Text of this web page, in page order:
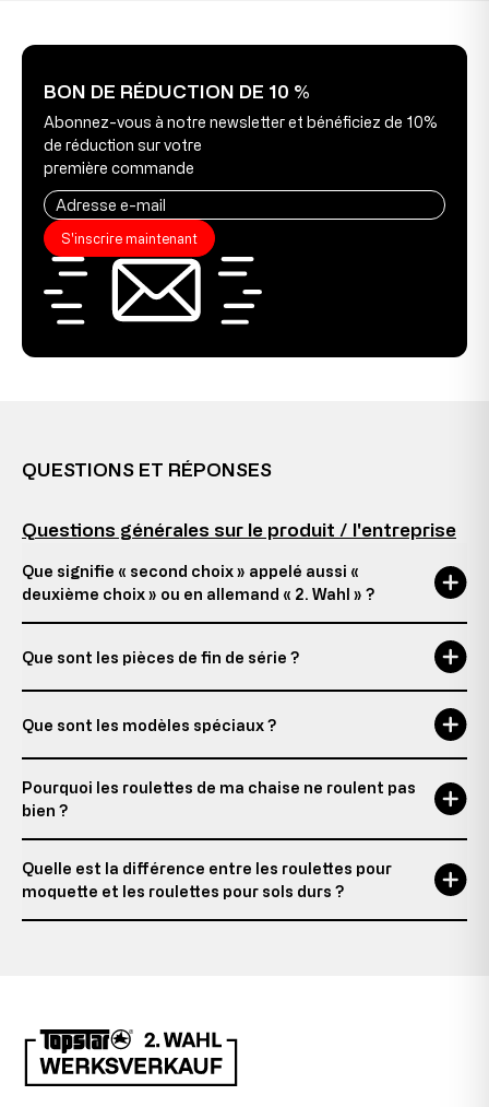
BON DE RÉDUCTION DE 10 %
Abonnez-vous à notre newsletter et bénéficiez de 10%
de réduction sur votre
première commande
S'inscrire maintenant
QUESTIONS ET RÉPONSES
Questions générales sur le produit / l'entreprise
Que signifie « second choix » appelé aussi «
deuxième choix » ou en allemand « 2. Wahl » ?
Que sont les pièces de fin de série ?
Que sont les modèles spéciaux ?
Pourquoi les roulettes de ma chaise ne roulent pas
bien ?
Quelle est la différence entre les roulettes pour
moquette et les roulettes pour sols durs ?